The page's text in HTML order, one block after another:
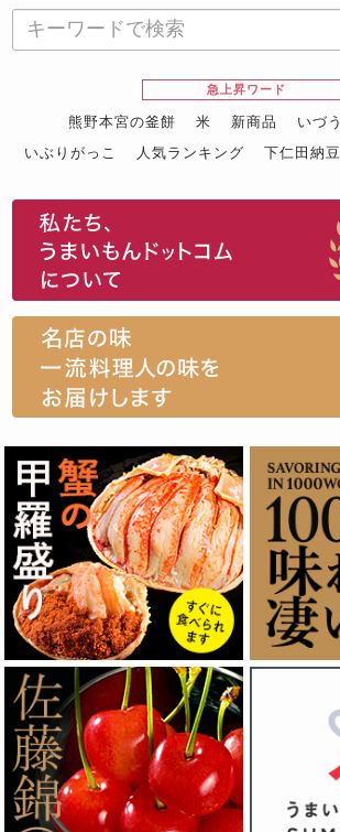
急上昇ワード
熊野本宮の釜餅 米 新商品 いづう
いぶりがっこ
人気ランキング 下仁田納豆